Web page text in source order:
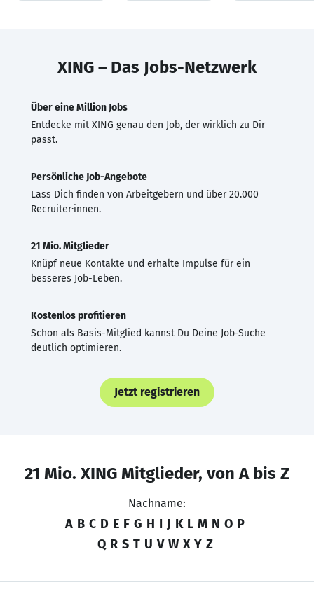
XING – Das Jobs-Netzwerk
Über eine Million Jobs
Entdecke mit XING genau den Job, der wirklich zu Dir
passt.
Persönliche Job-Angebote
Lass Dich finden von Arbeitgebern und über 20.000
Recruiter·innen.
21 Mio. Mitglieder
Knüpf neue Kontakte und erhalte Impulse für ein
besseres Job-Leben.
Kostenlos profitieren
Schon als Basis-Mitglied kannst Du Deine Job-Suche
deutlich optimieren.
Jetzt registrieren
21 Mio. XING Mitglieder, von A bis Z
Nachname:
A B C D E F G H I J K L M N O P
Q R S T U V W X Y Z